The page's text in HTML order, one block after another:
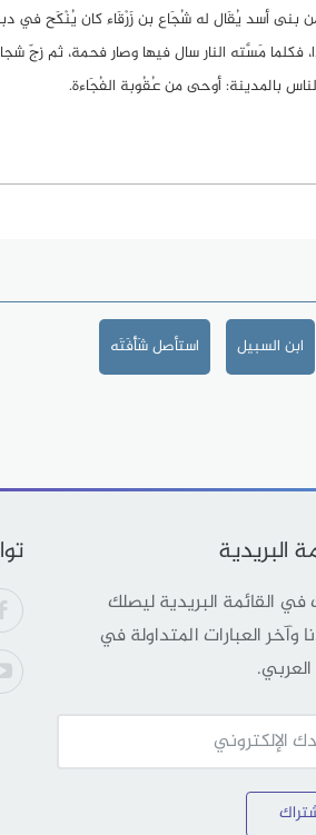
بنى أسد يُقَال له شُجَاع بن زَرْقَاء كان يُنْكَح في
فكلما مَسَّته النار سال فيها وصار فحمة، ثم زجّ
بالمدينة: أوحى من عُقُوبة الفُجَاءة.
ابن السبيل استأصل شَأْفَتَه
البريدية
القائمة البريدية ليصلك
وآخر العبارات المتداولة في
العربي.